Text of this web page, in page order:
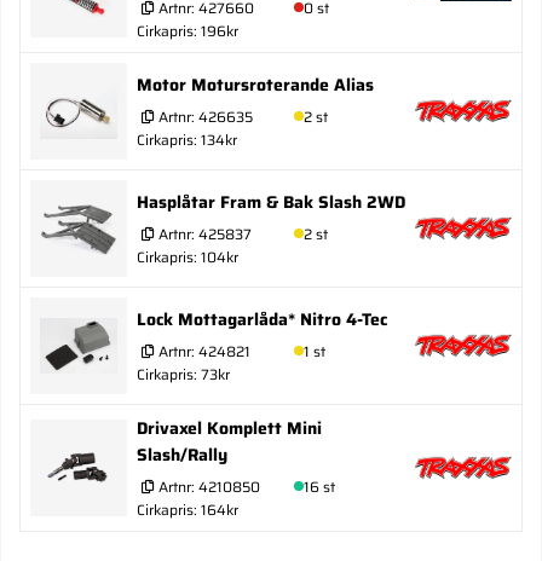
Artnr: 427660
0 st
Cirkapris: 196kr
Motor Motursroterande Alias
Artnr: 426635
2 st
Cirkapris: 134kr
Hasplåtar Fram & Bak Slash 2WD
Artnr: 425837
2 st
Cirkapris: 104kr
Lock Mottagarlåda* Nitro 4-Tec
Artnr: 424821
1 st
Cirkapris: 73kr
Drivaxel Komplett Mini
Slash/Rally
Artnr: 4210850
16 st
Cirkapris: 164kr